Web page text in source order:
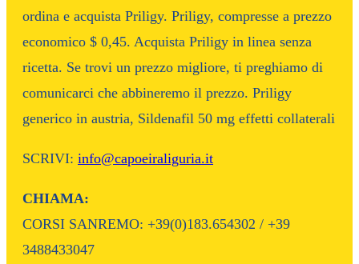
ordina e acquista Priligy. Priligy, compresse a prezzo
economico $ 0,45. Acquista Priligy in linea senza
ricetta. Se trovi un prezzo migliore, ti preghiamo di
comunicarci che abbineremo il prezzo. Priligy
generico in austria, Sildenafil 50 mg effetti collaterali
SCRIVI: info@capoeiraliguria.it
CHIAMA:
CORSI SANREMO: +39(0)183.654302 / +39
3488433047